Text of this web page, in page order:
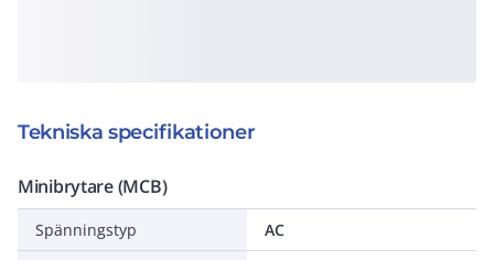
Tekniska specifikationer
Minibrytare (MCB)
Spänningstyp
AC